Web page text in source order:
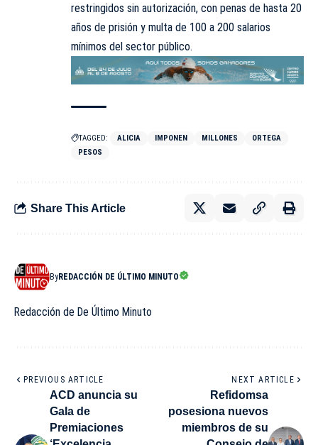
restringidos sin autorización, con penas de hasta 20
años de prisión y multa de 100 a 200 salarios
mínimos del sector público.
TAGGED: ALICIA IMPONEN MILLONES
ORTEGA
PESOS
Share This Article
ByREDACCIÓN DE ÚLTIMO MINUTO
Redacción de De Último Minuto
PREVIOUS ARTICLE
ACD anuncia su
Gala de
Premiaciones
NEXT ARTICLE
Refidomsa
posesiona nuevos
miembros de su